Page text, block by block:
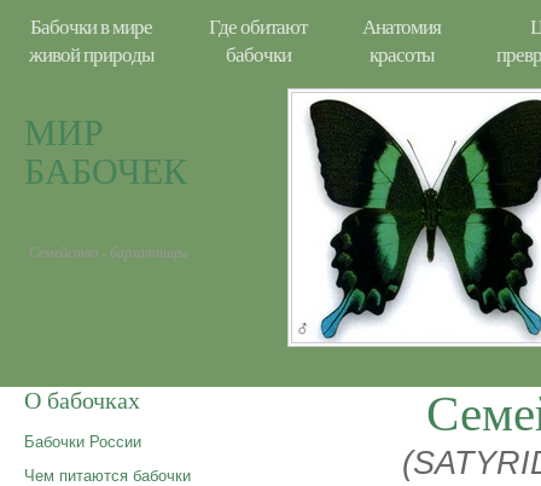
Бабочки в мире
живой природы
Где обитают
бабочки
Анатомия
красоты
МИР
БАБОЧЕК
Семейство - бархатницы
О бабочках
Бабочки России
Чем питаются бабочки